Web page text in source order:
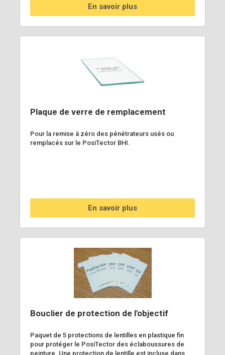
En savoir plus
Plaque de verre de remplacement
Pour la remise à zéro des pénétrateurs usés ou
remplacés sur le PosiTector BHI.
En savoir plus
Bouclier de protection de l'objectif
Paquet de 5 protections de lentilles en plastique fin
pour protéger le PosiTector des éclaboussures de
peinture. Une protection de lentille est incluse dans